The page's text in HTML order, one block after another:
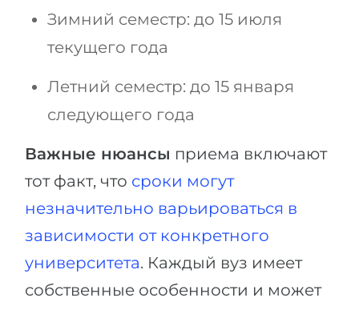
Зимний семестр: до 15 июля
текущего года
Летний семестр: до 15 января
следующего года
Важные нюансы приема включают
тот факт, что сроки могут
незначительно варьироваться в
зависимости от конкретного
университета. Каждый вуз имеет
собственные особенности и может